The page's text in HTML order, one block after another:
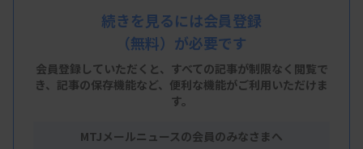
査機関に搬送して迅速に検査することを目指した試
みだ。筑波大学附属病院や、つくばi-Laboratory
LLP（TiLL）などによる検証では、医療機関から約
200m離れた検査機関までの間を30分以内で運び、
搬送中の振動による検体への品質異常は確認されな
かった。実用化への当面の課題は、ドローンそのも
続きを見るには会員登録
（無料）が必要です
会員登録していただくと、すべての記事が制限なく閲覧で
き、 記事の保存機能など、便利な機能がご利用いただけま
す。
MTJメールニュースの会員のみなさまへ